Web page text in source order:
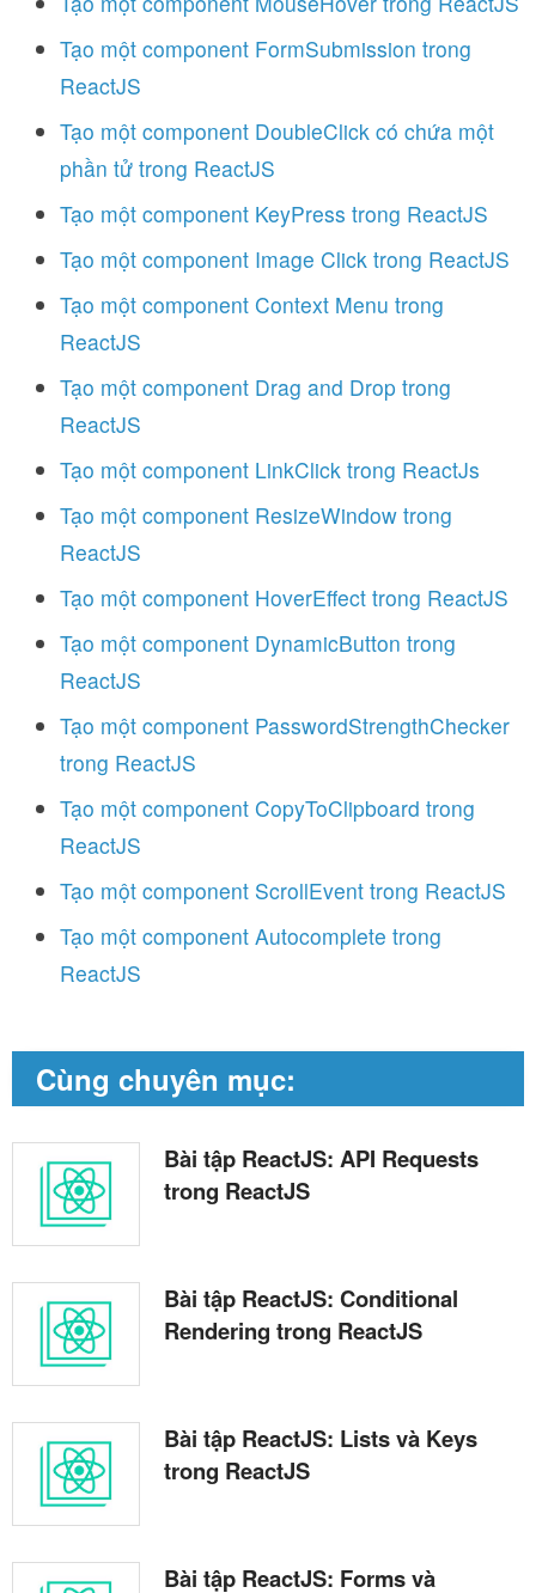
Tạo một component FormSubmission trong
ReactJS
Tạo một component DoubleClick có chứa một
phần tử trong ReactJS
Tạo một component KeyPress trong ReactJS
Tạo một component Image Click trong ReactJS
Tạo một component Context Menu trong
ReactJS
Tạo một component Drag and Drop trong
ReactJS
Tạo một component LinkClick trong ReactJs
Tạo một component ResizeWindow trong
ReactJS
Tạo một component HoverEffect trong ReactJS
Tạo một component DynamicButton trong
ReactJS
Tạo một component PasswordStrengthChecker
trong ReactJS
Tạo một component CopyToClipboard trong
ReactJS
Tạo một component ScrollEvent trong ReactJS
Tạo một component Autocomplete trong
ReactJS
Cùng chuyên mục:
Bài tập ReactJS: API Requests
trong ReactJS
Bài tập ReactJS: Conditional
Rendering trong ReactJS
Bài tập ReactJS: Lists và Keys
trong ReactJS
Bài tập ReactJS: Forms và